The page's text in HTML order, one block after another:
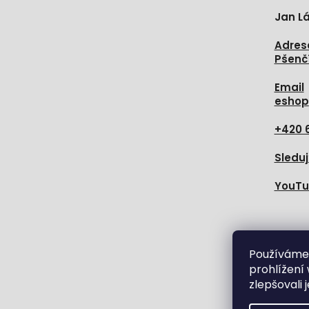
prohlížení
zlepšovali
Jan
Email
eshop
+420